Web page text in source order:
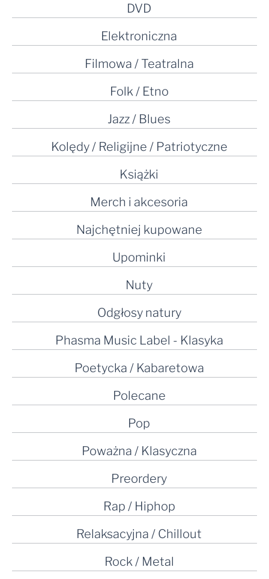
DVD
Elektroniczna
Filmowa / Teatralna
Folk / Etno
Jazz / Blues
Kolędy / Religijne / Patriotyczne
Książki
Merch i akcesoria
Najchętniej kupowane
Upominki
Nuty
Odgłosy natury
Phasma Music Label - Klasyka
Poetycka / Kabaretowa
Polecane
Pop
Poważna / Klasyczna
Preordery
Rap / Hiphop
Relaksacyjna / Chillout
Rock / Metal